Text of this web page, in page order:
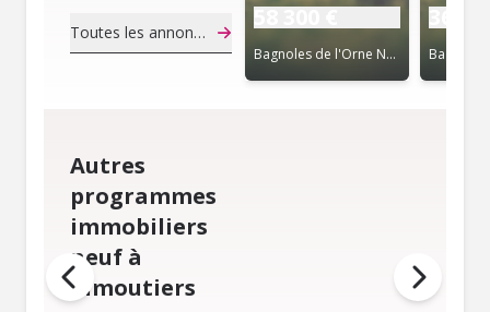
Toutes les annonces de notaire
Bagnoles de l'Orne Normandie (61)
Autres
programmes
immobiliers
neuf à
Vimoutiers